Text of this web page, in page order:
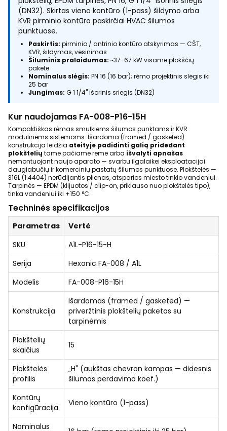
(DN32). Skirtas vieno kontūro (1-pass) šildymo arba
KVR pirminio kontūro paskirčiai HVAC šilumos
punktuose.
Paskirtis: pirminio / antrinio kontūro atskyrimas — CŠT,
KVR, šildymas, vėsinimas
Šiluminis pralaidumas: ~37-67 kW visame plokščių
pakete
Nominalus slėgis: PN 16 (16 bar); rėmo projektinis slėgis iki
25 bar
Jungimas: G 1 1/4" išorinis sriegis (DN32)
Kur naudojamas FA-008-P16-15H
Kompaktiškas rėmas smulkiems šilumos punktams ir KVR
modulinėms sistemoms. Išardoma (framed / gasketed)
konstrukcija leidžia ateityje padidinti galią pridedant
plokštelių tame pačiame rėme arba išvalyti apnašas
nemontuojant naujo aparato — svarbu ilgalaikei eksploatacijai
daugiabučių ir komercinių pastatų šilumos punktuose. Plokštelės —
316L (1.4404) nerūdijantis plienas, atsparios miesto tinklo vandeniui.
Tarpinės — EPDM (klijuotos / clip-on, priklauso nuo plokštelės tipo),
tinka vandeniui iki +150 °C.
Techninės specifikacijos
Parametras
Vertė
SKU
A1L-P16-15-H
Serija
Hexonic FA-008 / A1L
Modelis
FA-008-P16-15H
Konstrukcija
Išardomas (framed / gasketed) —
priveržtinis plokštelių paketas su
tarpinėmis
Plokštelių
skaičius
15
Plokštelės
profilis
„H" (aukštas chevron kampas — didesnis
šilumos perdavimo koef.)
Kontūrų
konfigūracija
Vieno kontūro (1-pass)
Nominalus